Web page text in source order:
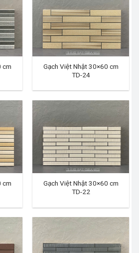
cm
Gạch Việt Nhật 30×60 cm
TD-24
cm
Gạch Việt Nhật 30×60 cm
TD-22